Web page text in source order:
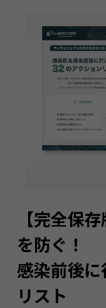
【完全保
を防ぐ！
感染前後
リスト